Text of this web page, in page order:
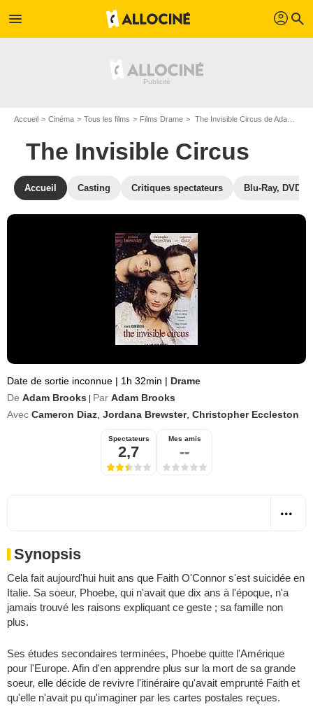
menu profil search
Accueil Cinéma Tous les films Films Drame The Invisible Circus de Adam Brooks
The Invisible Circus
Accueil Casting Critiques spectateurs Blu-Ray, DVD
Date de sortie inconnue | 1h 32min | Drame
De Adam Brooks Par Adam Brooks
Avec Cameron Diaz Jordana Brewster, Christopher Eccleston
Spectateurs
2,7
Mes amis
--
Synopsis
Cela fait aujourd'hui huit ans que Faith O'Connor s'est suicidée en
Italie. Sa soeur, Phoebe, qui n'avait que dix ans à l'époque, n'a
jamais trouvé les raisons expliquant ce geste ; sa famille non
plus.
Ses études secondaires terminées, Phoebe quitte l'Amérique
pour l'Europe. Afin d'en apprendre plus sur la mort de sa grande
soeur, elle décide de revivre l'itinéraire qu'avait emprunté Faith et
qu'elle n'avait pu qu'imaginer par les cartes postales reçues.